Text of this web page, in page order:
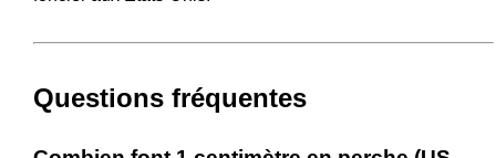
Questions fréquentes